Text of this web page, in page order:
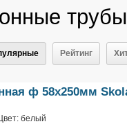
Рейтинг
ф 58х250мм
белый